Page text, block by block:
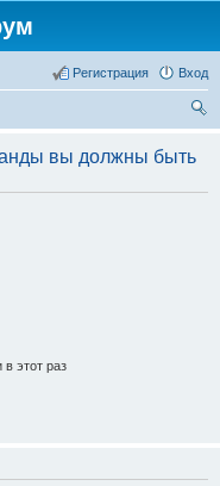
Вход
Регистрация
ск
вы должны быть
этот раз